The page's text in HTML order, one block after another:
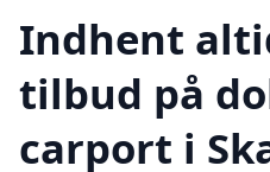
Indhent
tilbud på
carport i